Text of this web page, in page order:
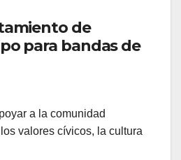
de
para bandas de
a la comunidad
valores cívicos, la cultura